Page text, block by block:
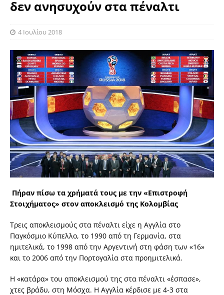
δεν ανησυχούν στα πέναλτι
4 Ιουλίου 2018
Πήραν πίσω τα χρήματά τους με την «Επιστροφή
Στοιχήματος» στον αποκλεισμό της Κολομβίας
Τρεις αποκλεισμούς στα πέναλτι είχε η Αγγλία στο
Παγκόσμιο Κύπελλο, το 1990 από τη Γερμανία, στα
ημιτελικά, το 1998 από την Αργεντινή στη φάση των «16»
και το 2006 από την Πορτογαλία στα προημιτελικά.
Η «κατάρα» του αποκλεισμού της στα πέναλτι «έσπασε»,
χτες βράδυ, στη Μόσχα. Η Αγγλία κέρδισε με 4-3 στα